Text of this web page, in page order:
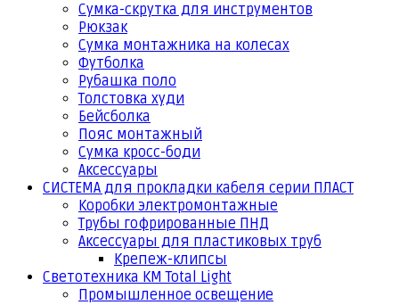
Сумка-скрутка для инструментов
Рюкзак
Сумка монтажника на колесах
Футболка
Рубашка поло
Толстовка худи
Бейсболка
Пояс монтажный
Сумка кросс-боди
Аксессуары
СИСТЕМА для прокладки кабеля серии ПЛАСТ
Коробки электромонтажные
Трубы гофрированные ПНД
Аксессуары для пластиковых труб
Крепеж-клипсы
Светотехника КМ Total Light
Промышленное освещение